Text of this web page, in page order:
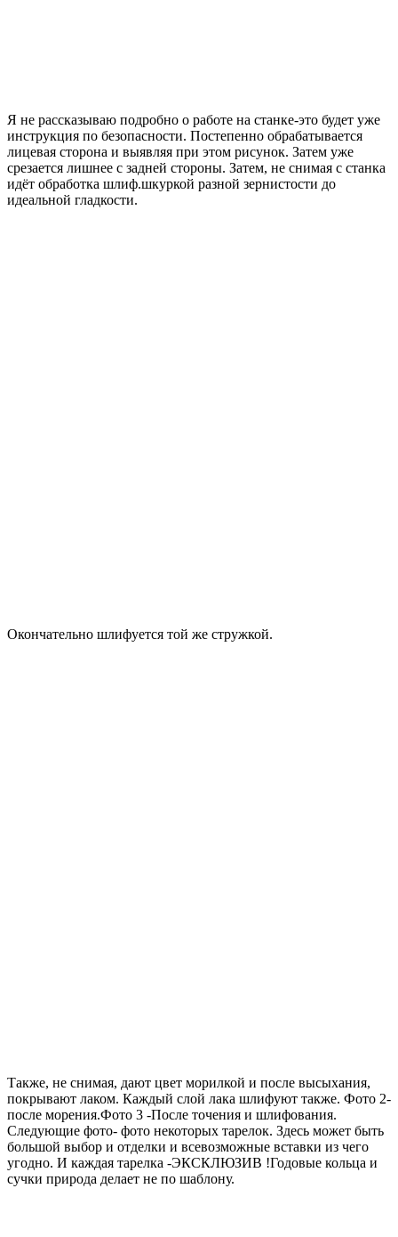
Я не рассказываю подробно о работе на станке-это будет уже
инструкция по безопасности. Постепенно обрабатывается
лицевая сторона и выявляя при этом рисунок. Затем уже
срезается лишнее с задней стороны. Затем, не снимая с станка
идёт обработка шлиф.шкуркой разной зернистости до
идеальной гладкости.
Окончательно шлифуется той же стружкой.
Также, не снимая, дают цвет морилкой и после высыхания,
покрывают лаком. Каждый слой лака шлифуют также. Фото 2-
после морения.Фото 3 -После точения и шлифования.
Следующие фото- фото некоторых тарелок. Здесь может быть
большой выбор и отделки и всевозможные вставки из чего
угодно. И каждая тарелка -ЭКСКЛЮЗИВ !Годовые кольца и
сучки природа делает не по шаблону.